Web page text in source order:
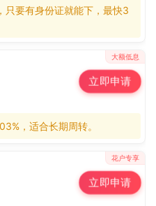
要有身份证就能下，最快3
大额低息
立即申请
，适合长期周转。
花户专享
立即申请